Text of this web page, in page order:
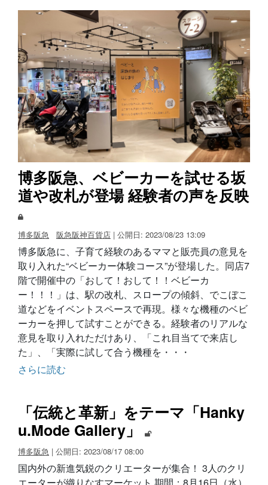
博多阪急、ベビーカーを試せる坂
道や改札が登場 経験者の声を反映
博多阪急 阪急阪神百貨店 | 公開日: 2023/08/23 13:09
博多阪急に、子育て経験のあるママと販売員の意見を
取り入れた“ベビーカー体験コース”が登場した。同店7
階で開催中の「おして！おして！！ベビーカ
ー！！！」は、駅の改札、スロープの傾斜、でこぼこ
道などをイベントスペースで再現。様々な機種のベビ
ーカーを押して試すことができる。経験者のリアルな
意見を取り入れただけあり、「これ目当てで来店し
た」、「実際に試して合う機種を・・・
さらに読む
「伝統と革新」をテーマ「Hanky
u.Mode Gallery」
博多阪急 | 公開日: 2023/08/17 08:00
国内外の新進気鋭のクリエーターが集合！ 3人のクリ